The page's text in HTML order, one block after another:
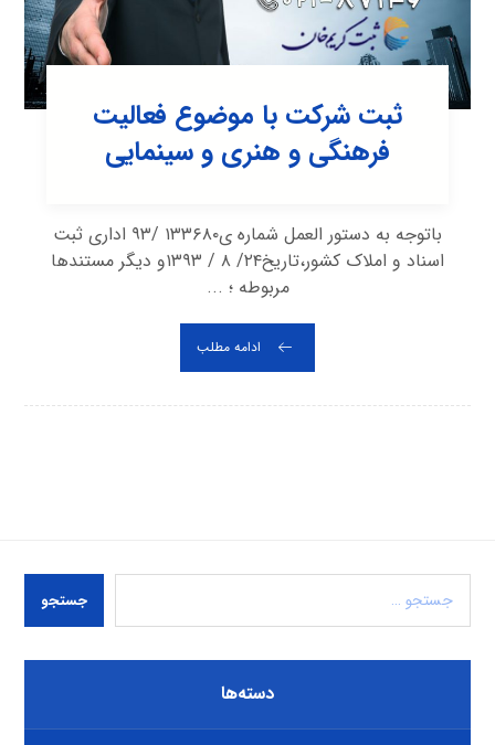
ثبت شرکت با موضوع فعالیت
فرهنگی و هنری و سینمایی
باتوجه به دستور العمل شماره ی۱۳۳۶۸۰ /۹۳ اداری ثبت
اسناد و املاک کشور،تاریخ۲۴/ ۸ / ۱۳۹۳و دیگر مستندها
مربوطه ؛ ...
ادامه مطلب
جستجو
دسته‌ها